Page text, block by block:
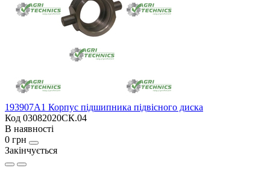
193907A1 Корпус підшипника підвісного диска
Код 03082020СК.04
В наявності
0 грн
Закінчується